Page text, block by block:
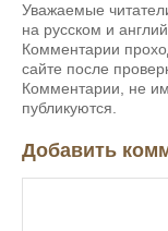
Уважаемые
на русском и
Комментарии
сайте после
Комментарии, не
публикуются.
Добавить